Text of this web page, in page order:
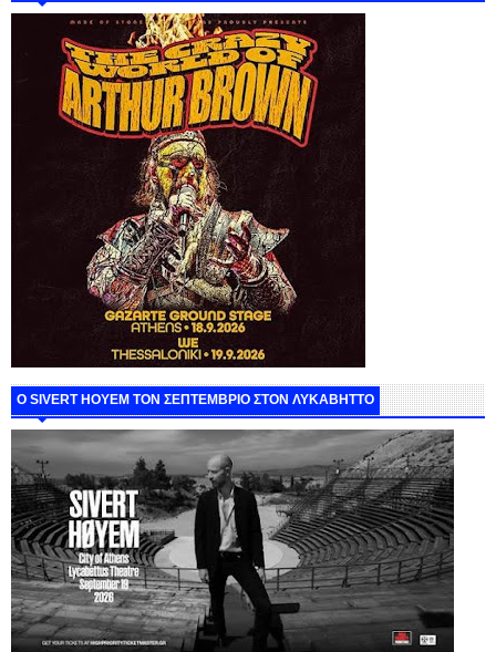
Ο SIVERT HOYEM ΤΟΝ ΣΕΠΤΕΜΒΡΙΟ ΣΤΟΝ ΛΥΚΑΒΗΤΤΟ